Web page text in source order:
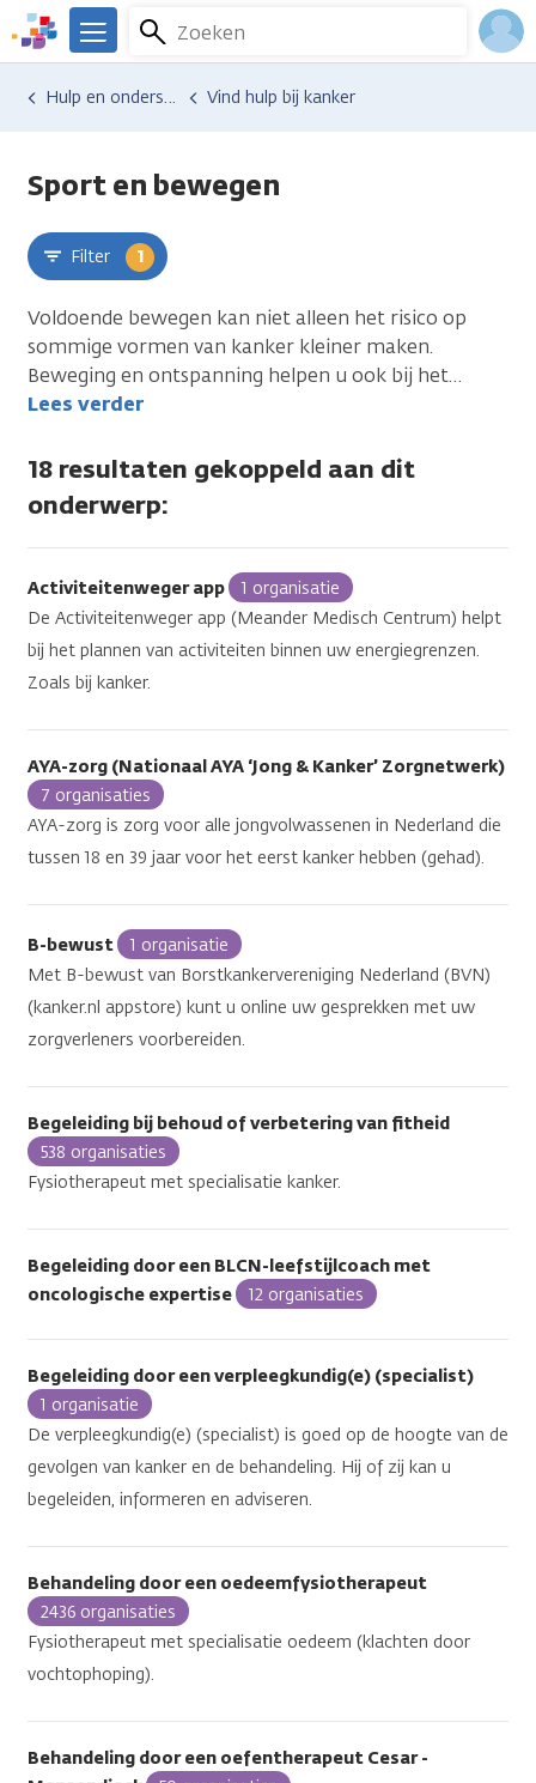
Overslaan
en
naar
We
er
Kanker.nl
Zoeken
Menu
Hulp en ondersteuning Vind hulp bij kanker
Sport en bewegen
Filter 1
Voldoende bewegen kan niet alleen het risico op
sommige vormen van kanker kleiner maken.
Beweging en ontspanning helpen u ook bij het…
Lees verder
18 resultaten gekoppeld aan dit
onderwerp:
Activiteitenweger app
1 organisatie
De Activiteitenweger app (Meander Medisch Centrum) helpt
bij het plannen van activiteiten binnen uw energiegrenzen.
Zoals bij kanker.
AYA-zorg (Nationaal AYA ‘Jong & Kanker’ Zorgnetwerk)
7 organisaties
AYA-zorg is zorg voor alle jongvolwassenen in Nederland die
tussen 18 en 39 jaar voor het eerst kanker hebben (gehad).
B-bewust
1 organisatie
Met B-bewust van Borstkankervereniging Nederland (BVN)
(kanker.nl appstore) kunt u online uw gesprekken met uw
zorgverleners voorbereiden.
Begeleiding bij behoud of verbetering van fitheid
538 organisaties
Fysiotherapeut met specialisatie kanker.
Begeleiding door een BLCN-leefstijlcoach met
oncologische expertise
12 organisaties
Begeleiding door een verpleegkundig(e) (specialist)
1 organisatie
De verpleegkundig(e) (specialist) is goed op de hoogte van de
gevolgen van kanker en de behandeling. Hij of zij kan u
begeleiden, informeren en adviseren.
Behandeling door een oedeemfysiotherapeut
2436 organisaties
Fysiotherapeut met specialisatie oedeem (klachten door
vochtophoping).
Behandeling door een oefentherapeut Cesar -